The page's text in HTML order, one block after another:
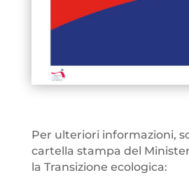
Per ulteriori informazioni,
cartella stampa del
la Transizione ecologica: